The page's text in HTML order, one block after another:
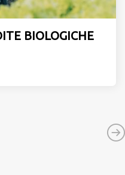
BIOLOGICHE